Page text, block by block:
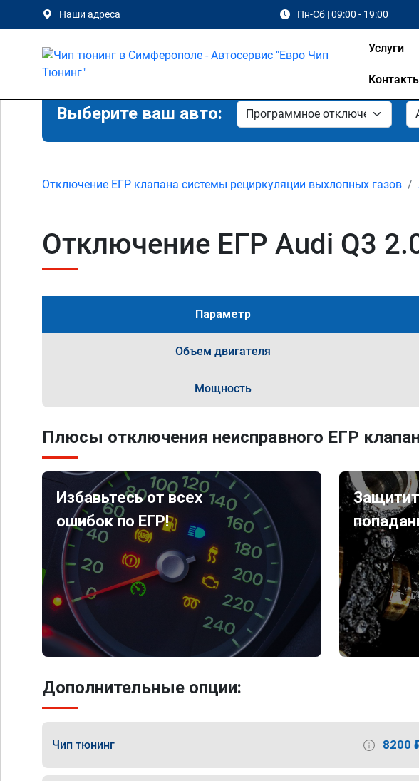
Наши адреса Пн-Сб | 09:00 - 19:00
Услуги
Выберите ваш авто:
Отключение ЕГР клапана системы рециркуляции выхлопных газов
Отключение ЕГР Audi Q3
Параметр
Объем двигателя
Мощность
Плюсы отключения неисправного ЕГР
Избавьтесь от всех
ошибок по ЕГР!
Дополнительные опции:
Чип тюнинг 8200